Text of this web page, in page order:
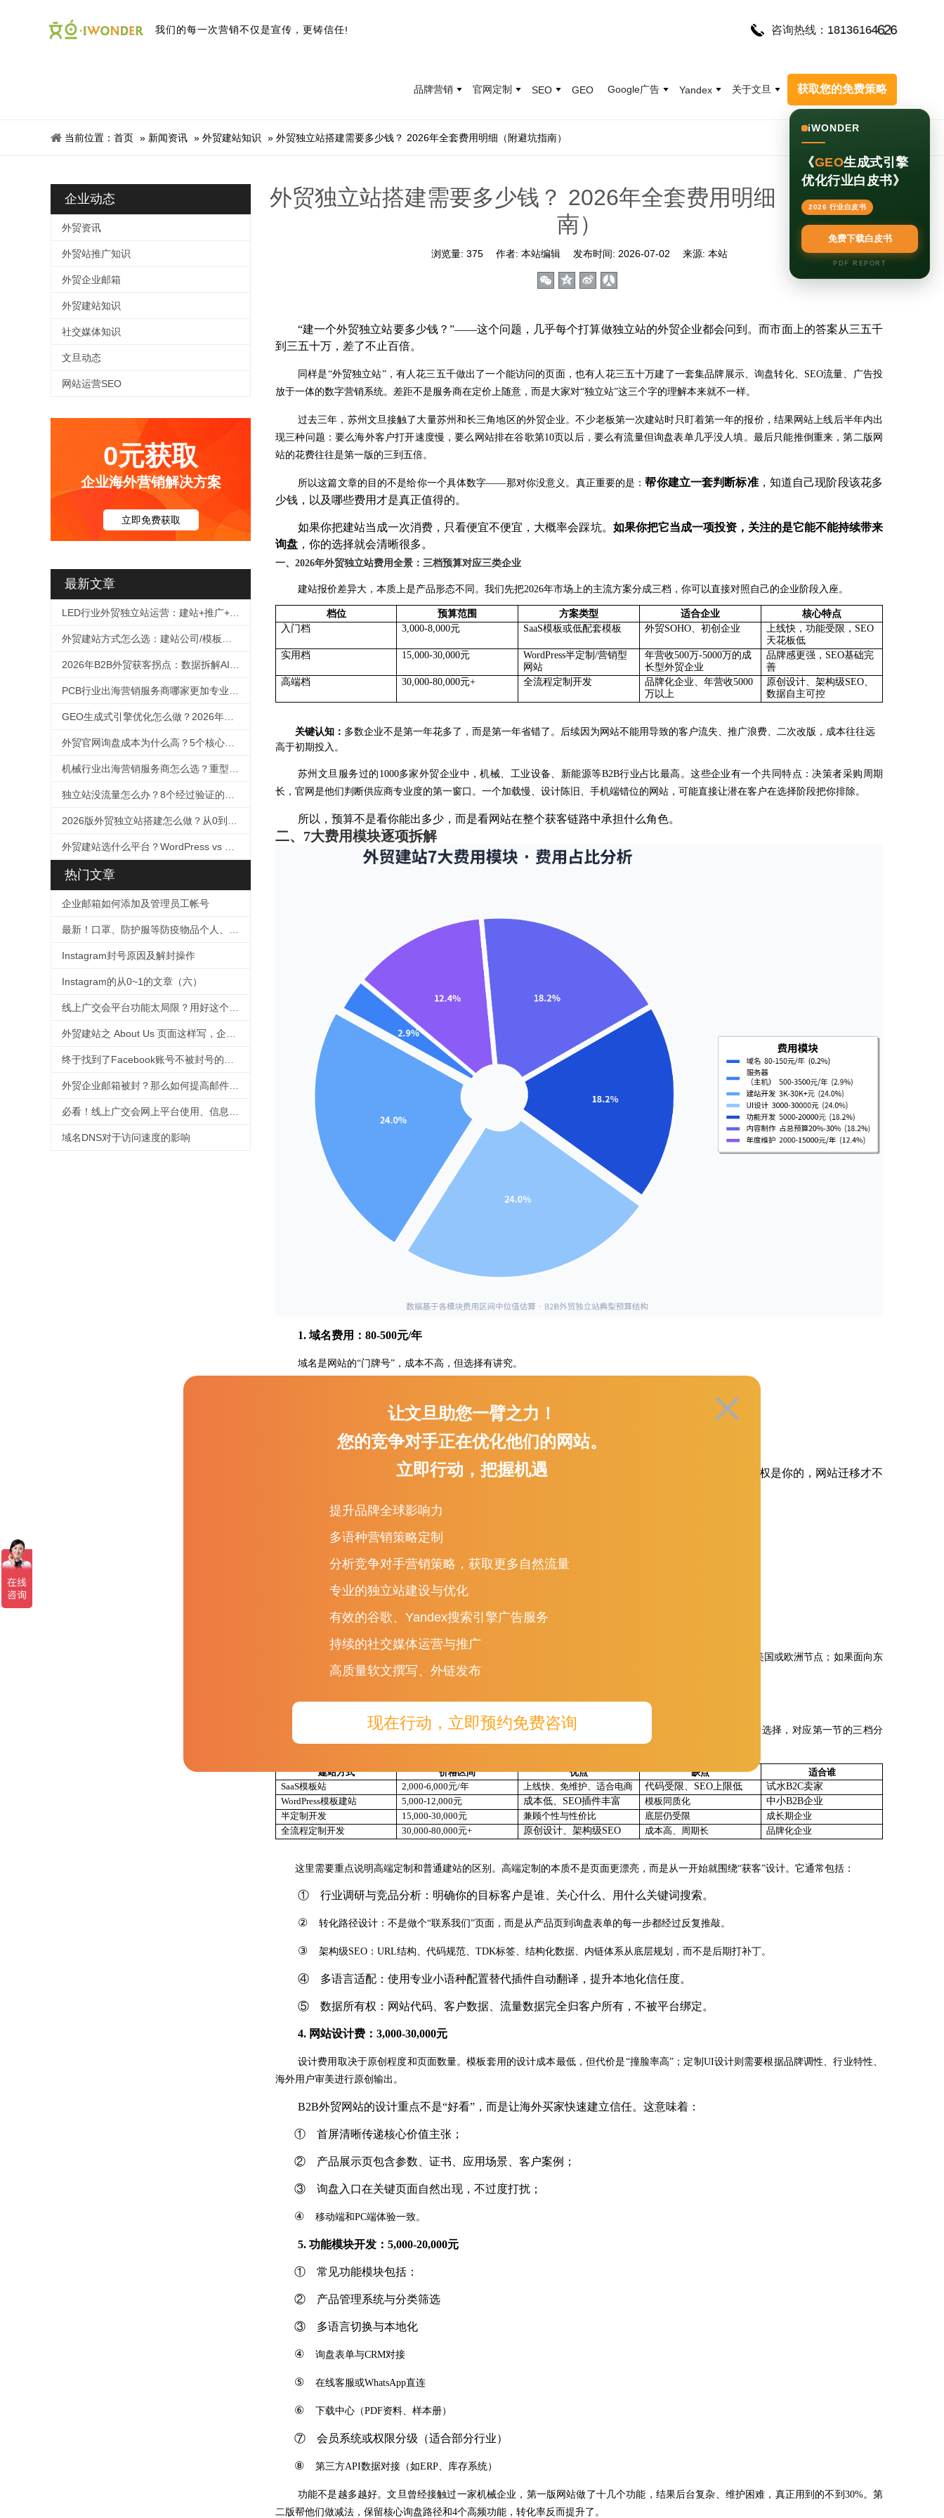
我们的每一次营销不仅是宣传 ，更铸信任! 咨询热线： 18136164626
品牌营销 官网定制 SEO GEO Google广告 Yandex 关于文旦 获取您的免费策略
当前位置： 首页 » 新闻资讯 » 外贸建站知识 » 外贸独立站搭建需要多少钱？ 2026年全套费用明细（附避坑指南）
企业动态
外贸资讯
外贸站推广知识
外贸企业邮箱
外贸建站知识
社交媒体知识
文旦动态
网站运营SEO
0元获取
企业海外营销解决方案
立即免费获取
最新文章
热门文章
企业邮箱如何添加及管理员工帐号
Instagram封号原因及解封操作
Instagram的从0~1的文章（六）
域名DNS对于访问速度的影响
外贸独立站搭建需要多少钱？ 2026年全套费用明细（附避坑指
南）
浏览量: 375 作者: 本站编辑 发布时间: 2026-07-02 来源: 本站
“建一个外贸独立站要多少钱？”——这个问题，几乎每个打算做独立站的外贸企业都会问到。而市面上的答案从三五千
到三五十万，差了不止百倍。
同样是“外贸独立站”，有人花三五千做出了一个能访问的页面，也有人花三五十万建了一套集品牌展示、询盘转化、SEO流量、广告投
放于一体的数字营销系统。差距不是服务商在定价上随意，而是大家对“独立站”这三个字的理解本来就不一样。
过去三年，苏州文旦接触了大量苏州和长三角地区的外贸企业。不少老板第一次建站时只盯着第一年的报价，结果网站上线后半年内出
现三种问题：要么海外客户打开速度慢，要么网站排在谷歌第10页以后，要么有流量但询盘表单几乎没人填。最后只能推倒重来，第二版网
站的花费往往是第一版的三到五倍。
所以这篇文章的目的不是给你一个具体数字——那对你没意义。真正重要的是：帮你建立一套判断标准，知道自己现阶段该花多
少钱，以及哪些费用才是真正值得的。
如果你把建站当成一次消费，只看便宜不便宜，大概率会踩坑。 如果你把它当成一项投资，关注的是它能不能持续带来
询盘 ，你的选择就会清晰很多。
一、2026年外贸独立站费用全景：三档预算对应三类企业
建站报价差异大，本质上是产品形态不同。我们先把2026年市场上的主流方案分成三档，你可以直接对照自己的企业阶段入座。
档位 预算范围 方案类型 适合企业
核心特点
入门档
3,000-8,000元 SaaS模板或低配套模板 外贸SOHO、初创企业 上线快，功能受限， SEO
天花板低
实用档
15,000-30,000元
WordPress半定制/营销型
网站
年营收500万-5000万的成
长型外贸企业
品牌感更强， SEO基础完
善
高端档
30,000-80,000元+ 全流程定制开发 品牌化企业、年营收5000
万以上
原创设计、架构级SEO、
数据自主可控
关键认知： 多数企业不是第一年花多了，而是第一年省错了。后续因为网站不能用导致的客户流失、推广浪费、二次改版，成本往往远
高于初期投入。
苏州文旦服务过的 1000多家外贸企业中，机械、工业设备、新能源等B2B行业占比最高。这些企业有一个共同特点：决策者采购周期
长，官网是他们判断供应商专业度的第一窗口。一个加载慢、设计陈旧、手机端错位的网站，可能直接让潜在客户在选择阶段把你排除。
所以，预算不是看你能出多少，而是看网站在整个获客链路中承担什么角色。
二、7大费用模块逐项拆解
1. 域名费用：80-500元/年
域名是网站的“门牌号”，成本不高，但选择有讲究。
.cn或其他国别域名：价格相近，但海外客户信任度不如.com。
溢价域名或老域名：可能几千到几万，不建议普通企业考虑。
避坑提示：域名一定要注册在自己公司名下，避免服务商代持。后续如果换服务商，域名控制权是你的，网站迁移才不
2. 服务器费用：500-5,000元/年
服务器决定海外客户访问你网站的速度和稳定性。对于外贸
共享主机： 500-1,500元/年，适合访问量极低的展示站。
VPS/云服务器：1,500-3,500元/年，适合中小型外贸企业。
文旦在为企业部署网站时，通常会根据目标市场选择服务器节点。比如目标市场以欧美为主，会优先使用美国或欧洲节点；如果面向东
南亚，则选择新加坡或香港节点。服务器的选择直接影响
3. 建站方式：这是费用差异最大的部分
建站方式直接决定了网站的可扩展性、SEO能力、品牌呈现力和长期维护成本。2026年市场上主要有四种选择，对应第一节的三档分
建站方式 价格区间 优点 缺点
适合谁
SaaS模板站
2,000-6,000元/年 上线快、免维护、适合电商 代码受限、 SEO上限低 试水B2C卖家
WordPress模板建站
5,000-12,000元 成本低、 SEO插件丰富 模板同质化 中小B2B企业
半定制开发
15,000-30,000元 兼顾个性与性价比 底层仍受限
成长期企业
全流程定制开发
30,000-80,000元+ 原创设计、架构级SEO 成本高、周期长 品牌化企业
这里需要重点说明高端定制和普通建站的区别。高端定制的本质不是页面更漂亮，而是从一开始就围绕“获客”设计。它通常包括：
① 行业调研与竞品分析：明确你的目标客户是谁、关心什么、用什么关键词搜索。
② 转化路径设计：不是做个“联系我们”页面，而是从产品页到询盘表单的每一步都经过反复推敲。
③ 架构级SEO：URL结构、代码规范、TDK标签、结构化数据、内链体系从底层规划，而不是后期打补丁。
④ 多语言适配：使用专业小语种配置替代插件自动翻译，提升本地化信任度。
⑤ 数据所有权：网站代码、客户数据、流量数据完全归客户所有，不被平台绑定。
4. 网站设计费：3,000-30,000元
设计费用取决于原创程度和页面数量。模板套用的设计成本最低，但代价是“撞脸率高”；定制UI设计则需要根据品牌调性、行业特性、
海外用户审美进行原创输出。
B2B外贸网站的设计重点不是“好看”，而是让海外买家快速建立信任。这意味着：
① 首屏清晰传递核心价值主张；
② 产品展示页包含参数、证书、应用场景、客户案例；
③ 询盘入口在关键页面自然出现，不过度打扰；
④ 移动端和PC端体验一致。
5. 功能模块开发：5,000-20,000元
① 常见功能模块包括：
② 产品管理系统与分类筛选
③ 多语言切换与本地化
④ 询盘表单与CRM对接
⑤ 在线客服或WhatsApp直连
⑥ 下载中心（PDF资料、样本册）
⑦ 会员系统或权限分级（适合部分行业）
⑧ 第三方API数据对接（如ERP、库存系统）
功能不是越多越好。文旦曾经接触过一家机械企业，第一版网站做了十几个功能，结果后台复杂、维护困难，真正用到的不到 30%。第
二版帮他们做减法，保留核心询盘路径和4个高频功能，转化率反而提升了。
让文旦助您一臂之力！
您的竞争对手正在优化他们的网站。
立即行动，把握机遇
提升品牌全球影响力
多语种营销策略定制
分析竞争对手营销策略，获取更多自然流量
专业的独立站建设与优化
有效的谷歌、Yandex搜索引擎广告服务
持续的社交媒体运营与推广
高质量软文撰写、外链发布
现在行动，立即预约免费咨询
iWONDER
《GEO生成式引擎
优化行业白皮书》
2026 行业白皮书
免费下载白皮书
PDF REPORT